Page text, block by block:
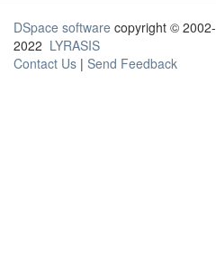
DSpace software copyright © 2002-
2022 LYRASIS
Contact Us | Send Feedback